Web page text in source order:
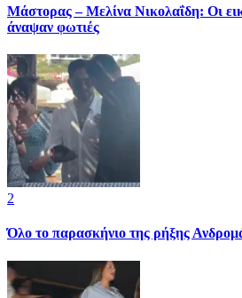
Μάστορας – Μελίνα Νικολαΐδη: Οι
άναψαν φωτιές
2
Όλο το παρασκήνιο της ρήξης